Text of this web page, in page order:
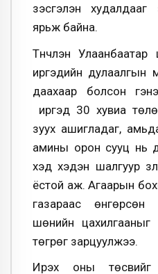
үзэсгэлэн
ярьж байна.
Түүнчлэн
иргэдийн дулаалгын
даахаар болсон
иргэд 30 хувиа
зуух ашигладаг,
амины орон сууц нь
хэд хэдэн шалгуур
ёстой аж. Агаарын
газараас
шөнийн
төгрөг зарцуулжээ.
Ирэх оны